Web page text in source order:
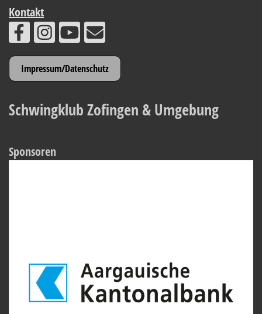
Kontakt
Impressum/Datenschutz
Schwingklub Zofingen & Umgebung
Sponsoren